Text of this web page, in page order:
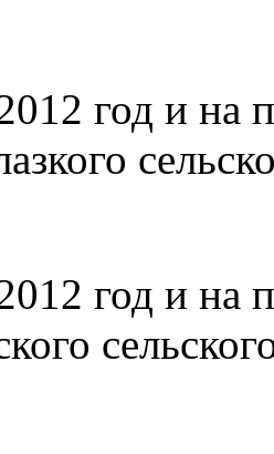
год и на
год и на